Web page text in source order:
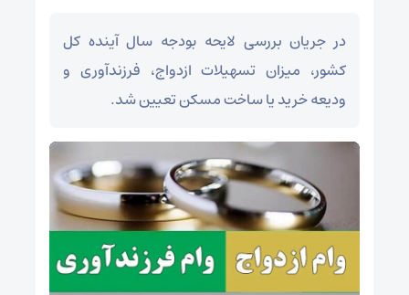
در جریان بررسی لایحه بودجه سال آینده کل
کشور، میزان تسهیلات ازدواج، فرزندآوری و
ودیعه خرید یا ساخت مسکن تعیین شد.